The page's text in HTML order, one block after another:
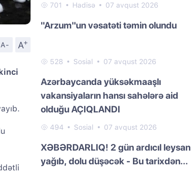
A- A
+
701 Hadisə 07 avqust 2026
"Arzum"un vəsatəti təmin olundu
528 Sosial 07 avqust 2026
Azərbaycanda yüksəkmaaşlı
vakansiyaların hansı sahələrə aid
olduğu AÇIQLANDI
494 Sosial 07 avqust 2026
XƏBƏRDARLIQ! 2 gün ardıcıl leysan
yağıb, dolu düşəcək - Bu tarixdən...